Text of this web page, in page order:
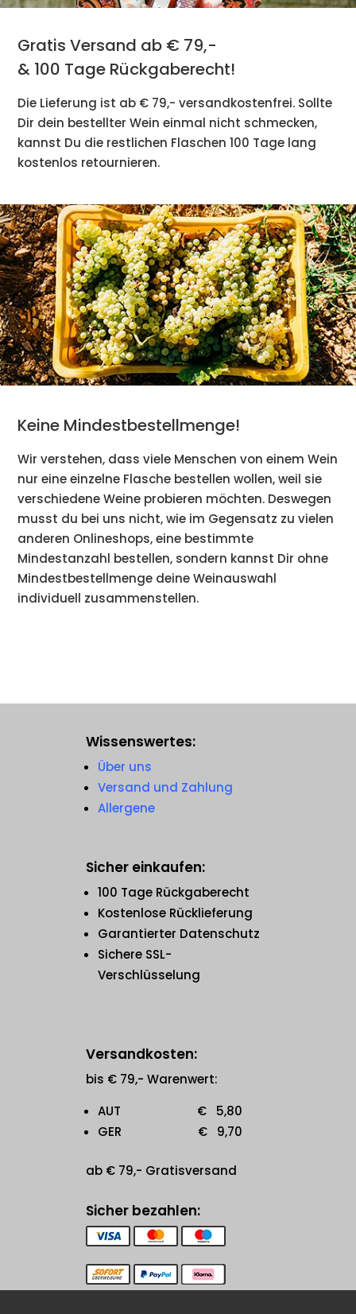
Gratis Versand ab € 79,-
& 100 Tage Rückgaberecht!
Die Lieferung ist ab € 79,- versandkostenfrei. Sollte
Dir dein bestellter Wein einmal nicht schmecken,
kannst Du die restlichen Flaschen 100 Tage lang
kostenlos retournieren.
Keine Mindestbestellmenge!
Wir verstehen, dass viele Menschen von einem Wein
nur eine einzelne Flasche bestellen wollen, weil sie
verschiedene Weine probieren möchten. Deswegen
musst du bei uns nicht, wie im Gegensatz zu vielen
anderen Onlineshops, eine bestimmte
Mindestanzahl bestellen, sondern kannst Dir ohne
Mindestbestellmenge deine Weinauswahl
individuell zusammenstellen.
Wissenswertes:
Über uns
Versand und Zahlung
Allergene
Sicher einkaufen:
100 Tage Rückgaberecht
Kostenlose Rücklieferung
Garantierter Datenschutz
Sichere SSL-
Verschlüsselung
Versandkosten:
bis € 79,- Warenwert:
AUT € 5,80
GER € 9,70
ab € 79,- Gratisversand
Sicher bezahlen: